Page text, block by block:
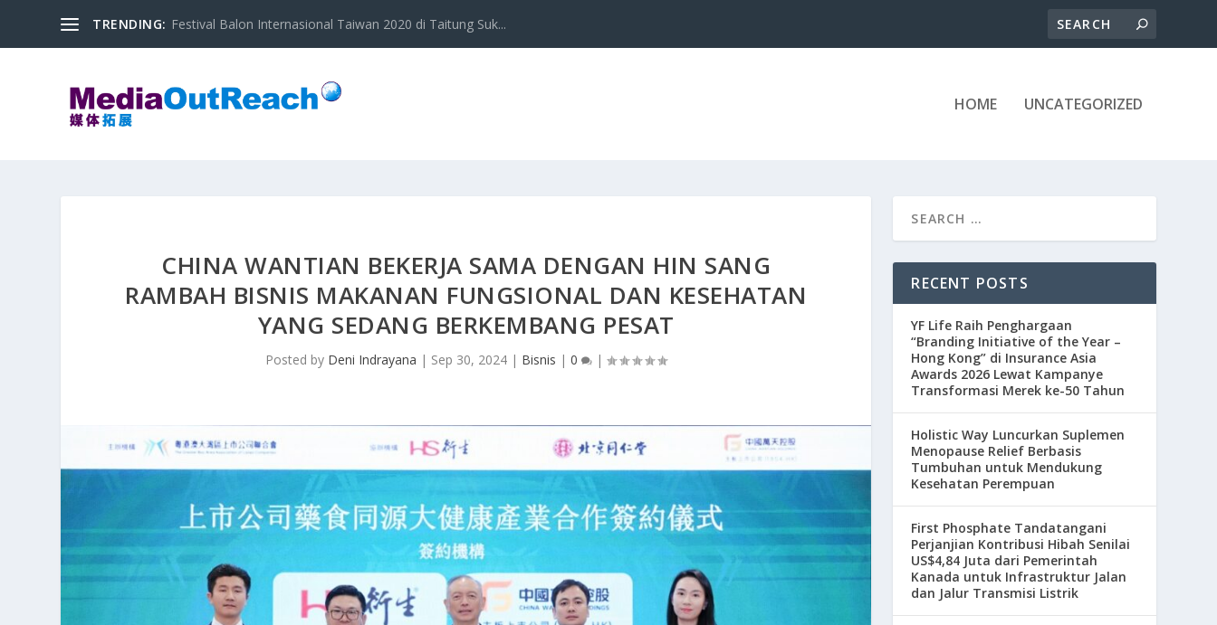
TRENDING: Festival Balon Internasional Taiwan 2020 di Taitung Suk...
HOME UNCATEGORIZED
CHINA WANTIAN BEKERJA SAMA DENGAN HIN SANG
RAMBAH BISNIS MAKANAN FUNGSIONAL DAN KESEHATAN
YANG SEDANG BERKEMBANG PESAT
Posted by Deni Indrayana | Sep 30, 2024 | Bisnis |0 |
RECENT POSTS
YF Life Raih Penghargaan
“Branding Initiative of the Year –
Hong Kong” di Insurance Asia
Awards 2026 Lewat Kampanye
Transformasi Merek ke-50 Tahun
Holistic Way Luncurkan Suplemen
Menopause Relief Berbasis
Tumbuhan untuk Mendukung
Kesehatan Perempuan
First Phosphate Tandatangani
Perjanjian Kontribusi Hibah Senilai
US$4,84 Juta dari Pemerintah
Kanada untuk Infrastruktur Jalan
dan Jalur Transmisi Listrik